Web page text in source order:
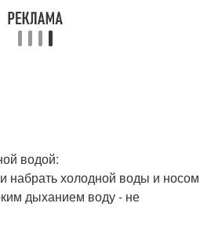
водой:
набрать холодной воды и носом
дыханием воду - не